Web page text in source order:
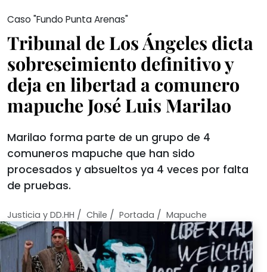
Caso "Fundo Punta Arenas"
Tribunal de Los Ángeles dicta
sobreseimiento definitivo y
deja en libertad a comunero
mapuche José Luis Marilao
Marilao forma parte de un grupo de 4
comuneros mapuche que han sido
procesados y absueltos ya 4 veces por falta
de pruebas.
Justicia y DD.HH / Chile / Portada / Mapuche